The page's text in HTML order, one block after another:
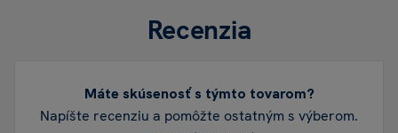
Recenzia
Máte skúsenosť s týmto tovarom?
Napíšte recenziu a pomôžte ostatným s výberom.